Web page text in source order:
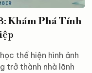
Khám Phá Tính
thể hiện hình ảnh
trở thành nhà lãnh